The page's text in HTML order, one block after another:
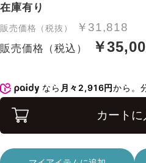
在庫有り
販売価格（税抜） ￥31,818
販売価格（税込） ￥
なら 月々2,916円から。
カートに